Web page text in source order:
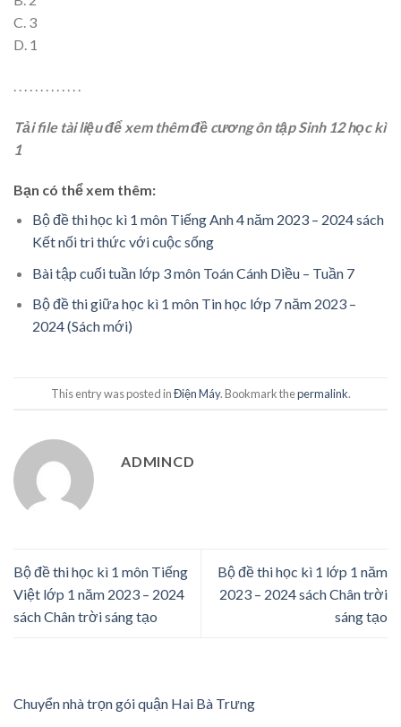
C. 3
D. 1
Tải file tài liệu để xem thêm đề cương ôn tập Sinh 12 học kì
1
Bạn có thể xem thêm:
Bộ đề thi học kì 1 môn Tiếng Anh 4 năm 2023 – 2024 sách
Kết nối tri thức với cuộc sống
Bài tập cuối tuần lớp 3 môn Toán Cánh Diều – Tuần 7
Bộ đề thi giữa học kì 1 môn Tin học lớp 7 năm 2023 –
2024 (Sách mới)
This entry was posted inĐiện Máy. Bookmark thepermalink.
ADMINCD
Bộ đề thi học kì 1 môn Tiếng
Việt lớp 1 năm 2023 – 2024
sách Chân trời sáng tạo
Bộ đề thi học kì 1 lớp 1 năm
2023 – 2024 sách Chân trời
sáng tạo
Chuyển nhà trọn gói quận Hai Bà Trưng